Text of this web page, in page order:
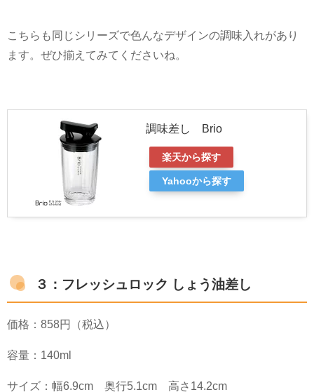
こちらも同じシリーズで色んなデザインの調味入れがあり
ます。ぜひ揃えてみてくださいね。
調味差し Brio
楽天から探す
Yahooから探す
３：フレッシュロック しょう油差し
価格： 858円（税込）
容量： 140ml
サイズ：幅6.9cm 奥行5.1cm 高さ 14.2cm